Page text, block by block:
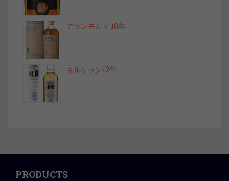
アランモルト 10年
キルケラン12年
PRODUCTS